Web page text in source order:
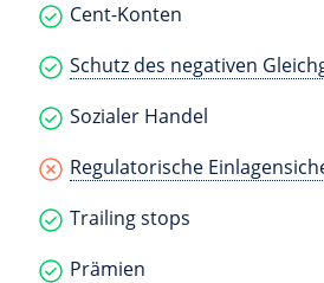
Cent-Konten
Schutz des negativen
Sozialer Handel
Regulatorische
Trailing stops
Prämien